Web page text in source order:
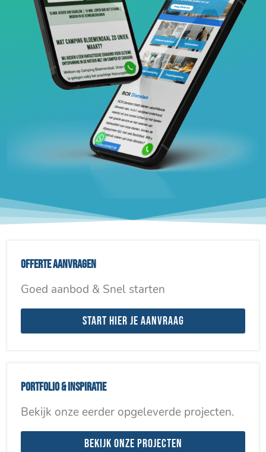
Offerte aanvragen
Goed aanbod & Snel starten
Start hier je aanvraag
Portfolio & inspiratie
Bekijk onze eerder opgeleverde projecten.
Bekijk onze projecten